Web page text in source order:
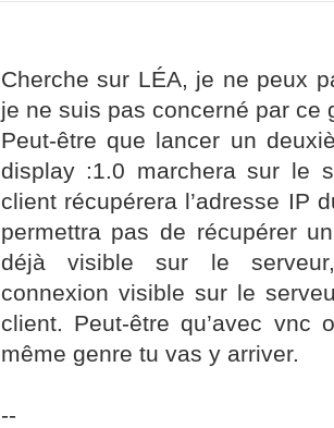
Cherche sur LÉA, je ne peux
je ne suis pas concerné par ce
Peut-être que lancer un
display :1.0 marchera sur le
client récupérera l’adresse IP
permettra pas de récupérer
déjà visible sur le
connexion visible sur le
client. Peut-être qu’avec vnc
même genre tu vas y arriver.
--